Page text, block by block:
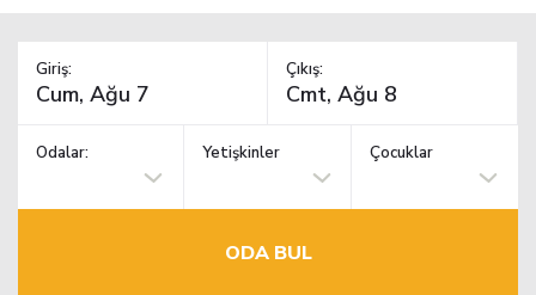
Giriş: Çıkış:
Odalar: Yetişkinler Çocuklar
ODA BUL